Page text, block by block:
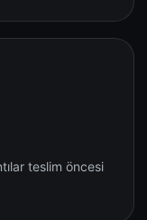
teslim öncesi